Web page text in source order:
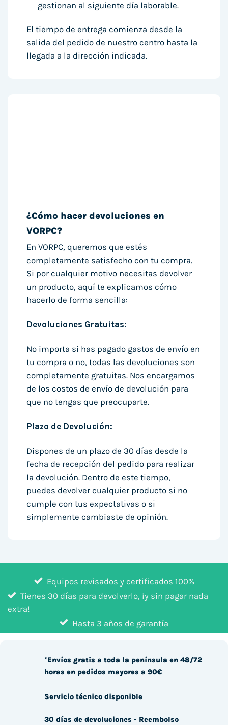
gestionan al siguiente día laborable.
El tiempo de entrega comienza desde la
salida del pedido de nuestro centro hasta la
llegada a la dirección indicada.
¿Cómo hacer devoluciones en
VORPC?
En VORPC, queremos que estés
completamente satisfecho con tu compra.
Si por cualquier motivo necesitas devolver
un producto, aquí te explicamos cómo
hacerlo de forma sencilla:
Devoluciones Gratuitas:
No importa si has pagado gastos de envío en
tu compra o no, todas las devoluciones son
completamente gratuitas. Nos encargamos
de los costos de envío de devolución para
que no tengas que preocuparte.
Plazo de Devolución:
Dispones de un plazo de 30 días desde la
fecha de recepción del pedido para realizar
la devolución. Dentro de este tiempo,
puedes devolver cualquier producto si no
cumple con tus expectativas o si
simplemente cambiaste de opinión.
Equipos revisados y certificados 100%
Tienes 30 días para devolverlo, ¡y sin pagar nada
extra!
Hasta 3 años de garantía
*Envíos gratis a toda la península en 48/72
horas en pedidos mayores a 90€
Servicio técnico disponible
30 días de devoluciones - Reembolso